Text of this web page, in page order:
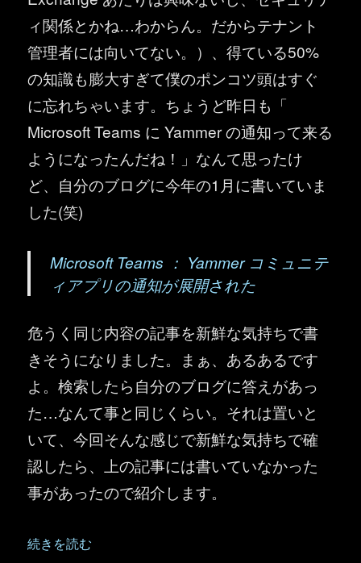
ィ関係とかね…わからん。だからテナント
管理者には向いてない。）、得ている50%
の知識も膨大すぎて僕のポンコツ頭はすぐ
に忘れちゃいます。ちょうど昨日も「
Microsoft Teams に Yammer の通知って来る
ようになったんだね！」なんて思ったけ
ど、自分のブログに今年の1月に書いていま
した(笑)
Microsoft Teams ： Yammer コミュニテ
ィアプリの通知が展開された
危うく同じ内容の記事を新鮮な気持ちで書
きそうになりました。まぁ、あるあるです
よ。検索したら自分のブログに答えがあっ
た…なんて事と同じくらい。それは置いと
いて、今回そんな感じで新鮮な気持ちで確
認したら、上の記事には書いていなかった
事があったので紹介します。
“Microsoft Teams ：コミュニティアプリ（ Yammer ）の
続きを読む